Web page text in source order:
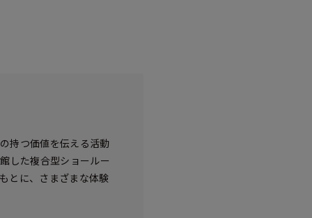
持つ価値を伝える活動
した複合型ショールー
とに、さまざまな体験